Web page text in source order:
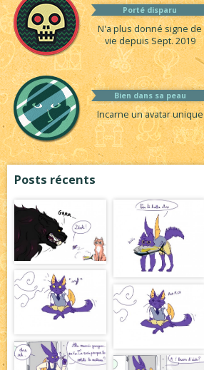
Porté disparu
N'a plus donné signe de
vie depuis Sept. 2019
Bien dans sa peau
Incarne un avatar unique
Posts récents